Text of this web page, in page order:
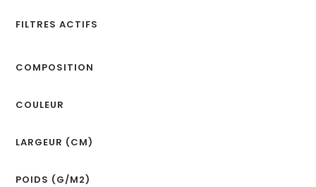
FILTRES ACTIFS
COMPOSITION
COULEUR
LARGEUR (CM)
POIDS (G/M2)